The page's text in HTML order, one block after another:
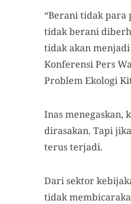
“Berani tidak para
tidak berani
tidak akan
Konferensi Pers
Problem Ekologi
Inas menegaskan,
dirasakan. Tapi
terus terjadi.
Dari sektor
tidak